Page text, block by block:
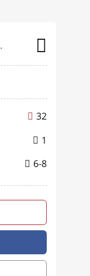
32
1
6-8